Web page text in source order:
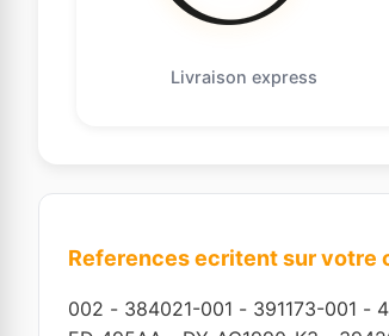
Livraison express
References ecritent sur votre
002 - 384021-001 - 391173-001 -